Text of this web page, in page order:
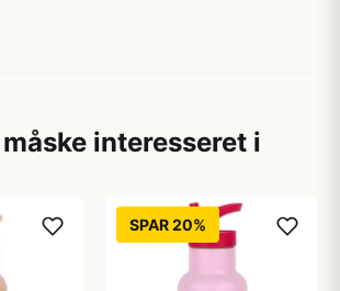
interesseret i
SPAR 20%